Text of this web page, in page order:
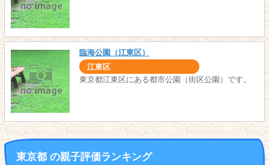
臨海公園（江東区）
江東区
東京都江東区にある都市公園（街区公園）です。
東京都 の親子評価ランキング